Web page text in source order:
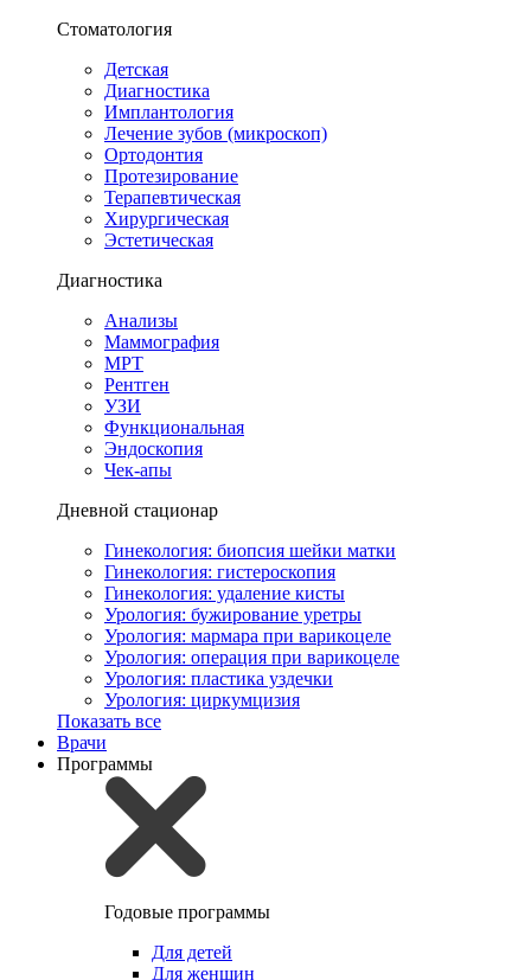
Стоматология
Детская
Диагностика
Имплантология
Лечение зубов (микроскоп)
Ортодонтия
Протезирование
Терапевтическая
Хирургическая
Эстетическая
Диагностика
Анализы
Маммография
МРТ
Рентген
УЗИ
Функциональная
Эндоскопия
Чек-апы
Дневной стационар
Гинекология: биопсия шейки матки
Гинекология: гистероскопия
Гинекология: удаление кисты
Урология: бужирование уретры
Урология: мармара при варикоцеле
Урология: операция при варикоцеле
Урология: пластика уздечки
Урология: циркумцизия
Показать все
Врачи
Программы
Годовые программы
Для детей
Для женщин